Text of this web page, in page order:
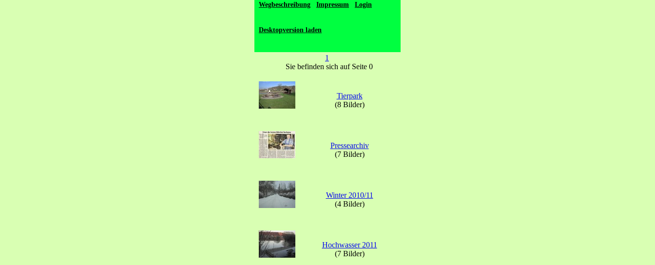
Wegbeschreibung Impressum Login
Desktopversion laden
1
Sie befinden sich auf Seite 0
Tierpark
(8 Bilder)
Pressearchiv
(7 Bilder)
Winter 2010/11
(4 Bilder)
Hochwasser 2011
(7 Bilder)